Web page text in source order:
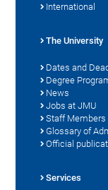
International
The University
Dates and
Degree
News
Jobs at JMU
Staff Members
Glossary of
Official
Services